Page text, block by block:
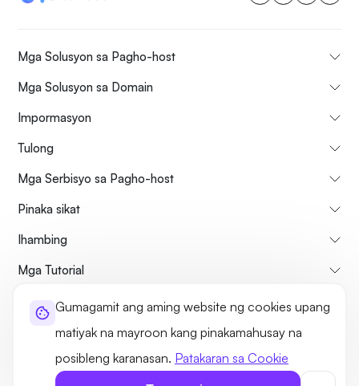
Gumagamit ang aming website ng cookies upang
matiyak na mayroon kang pinakamahusay na
posibleng karanasan. Patakaran sa Cookie
Mga Solusyon sa Pagho-host
Mga Solusyon sa Domain
Impormasyon
Tulong
Mga Serbisyo sa Pagho-host
Pinaka sikat
Ihambing
Mga Tutorial
Tungkol sa atin
Mga Tuntunin at KundisyonPatakaran sa PrivacyLegalSitemap